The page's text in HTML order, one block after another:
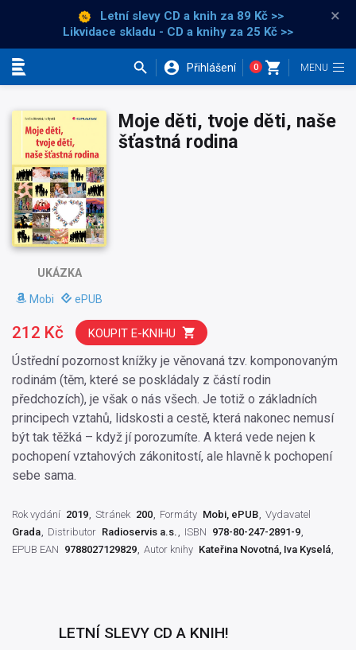
Letní slevy CD a knih za 89 Kč >>
Likvidace skladu - CD a knihy za 25 Kč >>
×
Přihlášení 0
UKÁZKA
Mobi ePUB
Moje děti, tvoje děti, naše
šťastná rodina
Ústřední pozornost knížky je věnovaná tzv. komponovaným
rodinám (těm, které se poskládaly z částí rodin
předchozích), je však o nás všech. Je totiž o základních
principech vztahů, lidskosti a cestě, která nakonec nemusí
být tak těžká – když jí porozumíte. A která vede nejen k
pochopení vztahových zákonitostí, ale hlavně k pochopení
sebe sama.
212 Kč KOUPIT E-KNIHU
Rok vydání 2019 Stránek 200 Formáty Mobi, ePUB Vydavatel
Grada
Distributor Radioservis a.s. ISBN 978-80-247-2891-9
EPUB EAN 9788027129829 Autor knihy Kateřina Novotná, Iva Kyselá
LETNÍ SLEVY CD A KNIH!